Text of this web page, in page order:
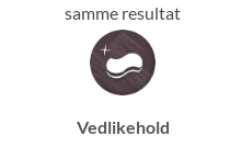
samme resultat
Vedlikehold